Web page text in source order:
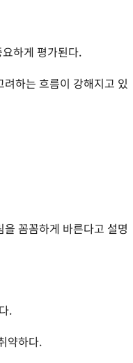
하게 평가된다.
려하는 흐름이 강해지고 있
꼼꼼하게 바른다고 설명
.
약하다.